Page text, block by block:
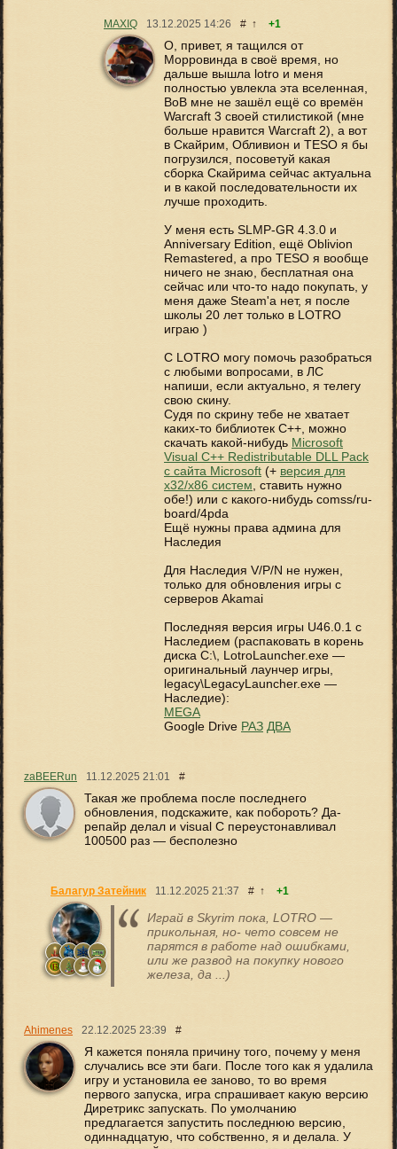
MAXIQ 13.12.2025 14:26 # ↑ +1
О, привет, я тащился от
Морровинда в своё время, но
дальше вышла lotro и меня
полностью увлекла эта вселенная,
ВоВ мне не зашёл ещё со времён
Warcraft 3 своей стилистикой (мне
больше нравится Warcraft 2), а вот
в Скайрим, Обливион и TESO я бы
погрузился, посоветуй какая
сборка Скайрима сейчас актуальна
и в какой последовательности их
лучше проходить.
У меня есть SLMP-GR 4.3.0 и
Anniversary Edition, ещё Oblivion
Remastered, а про TESO я вообще
ничего не знаю, бесплатная она
сейчас или что-то надо покупать, у
меня даже Steam'а нет, я после
школы 20 лет только в LOTRO
играю )
C LOTRO могу помочь разобраться
с любыми вопросами, в ЛС
напиши, если актуально, я телегу
свою скину.
Судя по скрину тебе не хватает
каких-то библиотек C++, можно
скачать какой-нибудь Microsoft
Visual C++ Redistributable DLL Pack
с сайта Microsoft (+ версия для
x32/x86 систем, ставить нужно
обе!) или с какого-нибудь comss/ru-
board/4pda
Ещё нужны права админа для
Наследия
Для Наследия V/P/N не нужен,
только для обновления игры с
серверов Akamai
Последняя версия игры U46.0.1 с
Наследием (распаковать в корень
диска C:\, LotroLauncher.exe —
оригинальный лаунчер игры,
legacy\LegacyLauncher.exe —
Наследие):
MEGA
Google Drive РАЗ ДВА
zaBEERun 11.12.2025 21:01 #
Такая же проблема после последнего
обновления, подскажите, как побороть? Да-
репайр делал и visual C переустонавливал
100500 раз — бесполезно
Балагур Затейник 11.12.2025 21:37 # ↑ +1
Играй в Skyrim пока, LOTRO —
прикольная, но- чето совсем не
парятся в работе над ошибками,
или же развод на покупку нового
железа, да ...)
Ahimenes 22.12.2025 23:39 #
Я кажется поняла причину того, почему у меня
случались все эти баги. После того как я удалила
игру и установила ее заново, то во время
первого запуска, игра спрашивает какую версию
Диретрикс запускать. По умолчанию
предлагается запустить последнюю версию,
одиннадцатую, что собственно, я и делала. У